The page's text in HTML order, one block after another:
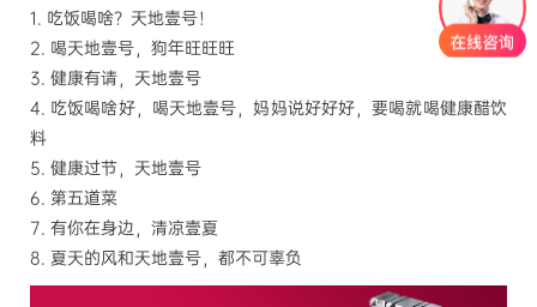
1. 吃饭喝啥？天地壹号！
2. 喝天地壹号，狗年旺旺旺
3. 健康有请，天地壹号
4. 吃饭喝啥好，喝天地壹号，妈妈说好好好，要喝就喝健康醋饮
料
5. 健康过节，天地壹号
6. 第五道菜
7. 有你在身边，清凉壹夏
8. 夏天的风和天地壹号，都不可辜负